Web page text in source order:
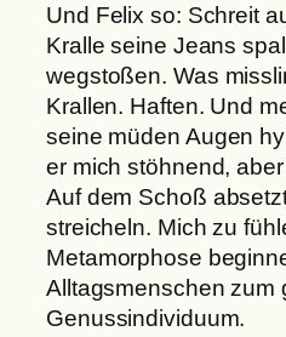
Und Felix so: Schreit
Kralle seine Jeans
wegstoßen. Was
Krallen. Haften. Und
seine müden Augen
er mich stöhnend,
Auf dem Schoß
streicheln. Mich zu
Metamorphose
Alltagsmenschen zum
Genussindividuum.